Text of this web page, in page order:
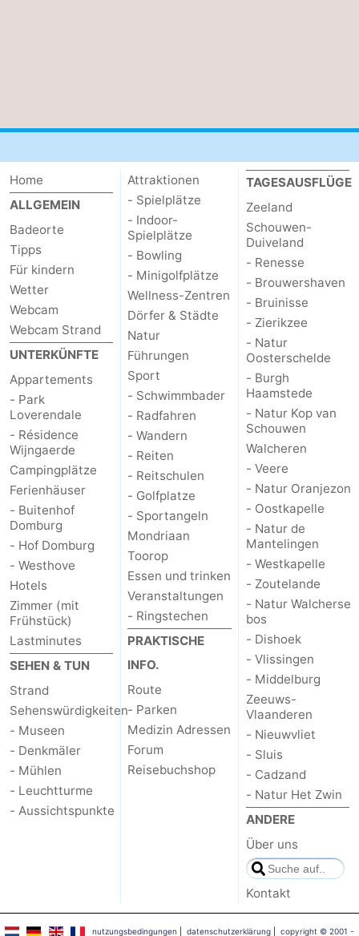
Home
ALLGEMEIN
Badeorte
Tipps
Für kindern
Wetter
Webcam
Webcam Strand
UNTERKÜNFTE
Appartements
- Park
Loverendale
- Résidence
Wijngaerde
Campingplätze
Ferienhäuser
- Buitenhof
Domburg
- Hof Domburg
- Westhove
Hotels
Zimmer (mit
Frühstück)
Lastminutes
SEHEN & TUN
Strand
Sehenswürdigkeiten
- Museen
- Denkmäler
- Mühlen
- Leuchtturme
- Aussichtspunkte
Attraktionen
- Spielplätze
- Indoor-
Spielplätze
- Bowling
- Minigolfplätze
Wellness-Zentren
Dörfer & Städte
Natur
Führungen
Sport
- Schwimmbader
- Radfahren
- Wandern
- Reiten
- Reitschulen
- Golfplatze
- Sportangeln
Mondriaan
Toorop
Essen und trinken
Veranstaltungen
- Ringstechen
PRAKTISCHE
INFO.
Route
- Parken
Medizin Adressen
Forum
Reisebuchshop
TAGESAUSFLÜGE
Zeeland
Schouwen-
Duiveland
- Renesse
- Brouwershaven
- Bruinisse
- Zierikzee
- Natur
Oosterschelde
- Burgh
Haamstede
- Natur Kop van
Schouwen
Walcheren
- Veere
- Natur Oranjezon
- Oostkapelle
- Natur de
Mantelingen
- Westkapelle
- Zoutelande
- Natur Walcherse
bos
- Dishoek
- Vlissingen
- Middelburg
Zeeuws-
Vlaanderen
- Nieuwvliet
- Sluis
- Cadzand
- Natur Het Zwin
ANDERE
Über uns
Kontakt
nutzungsbedingungen datenschutzerklärung| copyright © 2001 -